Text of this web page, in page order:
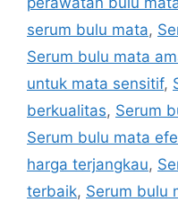
serum bulu mata,
Serum bulu mata
untuk mata sensitif,
berkualitas, Serum
Serum bulu mata
harga terjangkau,
terbaik, Serum bulu